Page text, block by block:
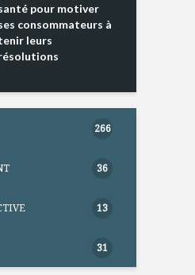
pour motiver
consommateurs à
leurs
266
36
13
31